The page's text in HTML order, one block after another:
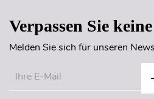
Verpassen Sie
Melden Sie sich für unseren